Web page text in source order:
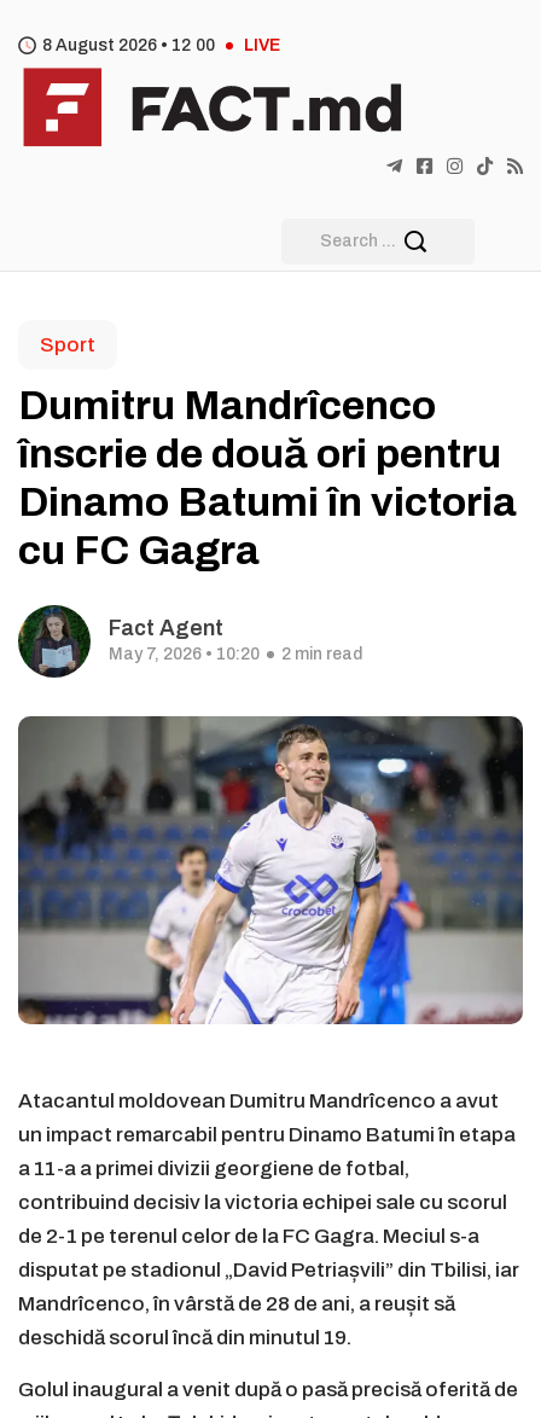
8 August 2026 • 12 00 LIVE
Sport
Dumitru Mandrîcenco
înscrie de două ori pentru
Dinamo Batumi în victoria
cu FC Gagra
Fact Agent
May 7, 2026 • 10:20 2 min read
Atacantul moldovean Dumitru Mandrîcenco a avut
un impact remarcabil pentru Dinamo Batumi în etapa
a 11-a a primei divizii georgiene de fotbal,
contribuind decisiv la victoria echipei sale cu scorul
de 2-1 pe terenul celor de la FC Gagra. Meciul s-a
disputat pe stadionul „David Petriașvili” din Tbilisi, iar
Mandrîcenco, în vârstă de 28 de ani, a reușit să
deschidă scorul încă din minutul 19.
Golul inaugural a venit după o pasă precisă oferită de